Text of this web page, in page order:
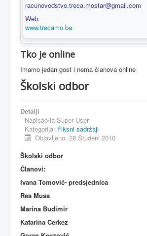
racunovodstvo.treca.mostar@gmail.com
Web:
www.trecamo.ba
Tko je online
Imamo jedan gost i nema članova online
Školski odbor
Detalji
Napisao/la Super User
Kategorija: Fiksni sadržaji
Objavljeno: 28 Studeni 2010
Školski odbor
Članovi:
Ivana Tomović- predsjednica
Rea Musa
Marina Budimir
Katarina Čerkez